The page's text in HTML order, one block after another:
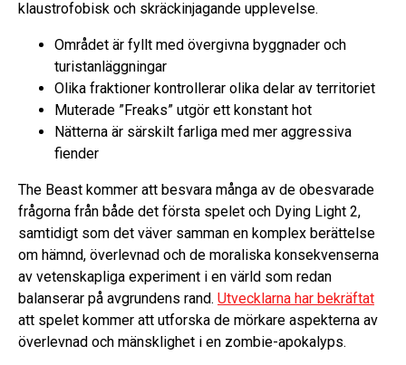
klaustrofobisk och skräckinjagande upplevelse.
Området är fyllt med övergivna byggnader och
turistanläggningar
Olika fraktioner kontrollerar olika delar av territoriet
Muterade ”Freaks” utgör ett konstant hot
Nätterna är särskilt farliga med mer aggressiva
fiender
The Beast kommer att besvara många av de obesvarade
frågorna från både det första spelet och Dying Light 2,
samtidigt som det väver samman en komplex berättelse
om hämnd, överlevnad och de moraliska konsekvenserna
av vetenskapliga experiment i en värld som redan
balanserar på avgrundens rand. Utvecklarna har bekräftat
att spelet kommer att utforska de mörkare aspekterna av
överlevnad och mänsklighet i en zombie-apokalyps.